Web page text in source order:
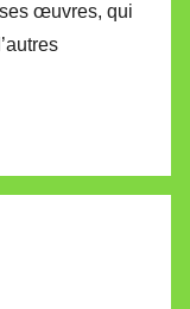
œuvres, qui